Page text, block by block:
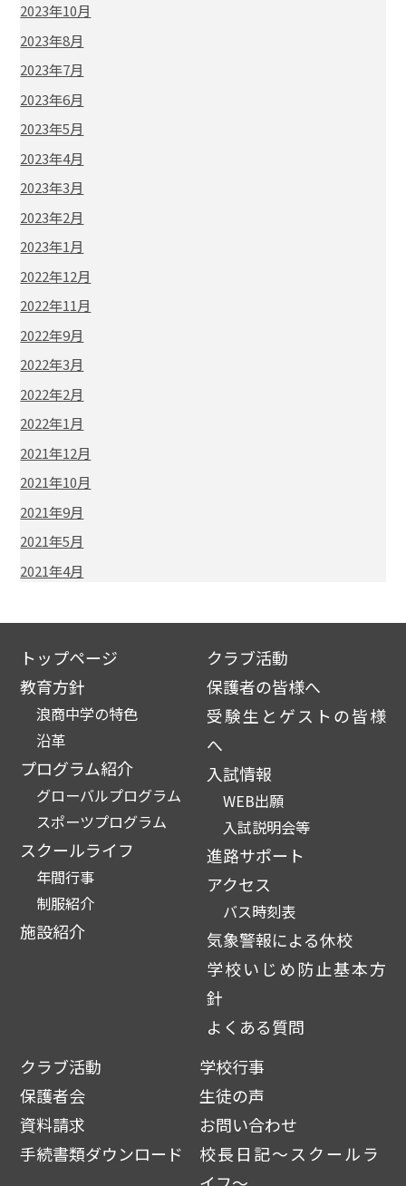
2023年10月
2023年8月
2023年7月
2023年6月
2023年5月
2023年4月
2023年3月
2023年2月
2023年1月
2022年12月
2022年11月
2022年9月
2022年3月
2022年2月
2022年1月
2021年12月
2021年10月
2021年9月
2021年5月
2021年4月
トップページ
教育方針
浪商中学の特色
沿革
プログラム紹介
グローバルプログラム
スポーツプログラム
スクールライフ
年間行事
制服紹介
施設紹介
クラブ活動
保護者の皆様へ
受験生とゲストの皆様
へ
入試情報
WEB出願
入試説明会等
進路サポート
アクセス
バス時刻表
気象警報による休校
学校いじめ防止基本方
針
よくある質問
クラブ活動
学校行事
保護者会
生徒の声
資料請求
お問い合わせ
手続書類ダウンロード
校長日記～スクールラ